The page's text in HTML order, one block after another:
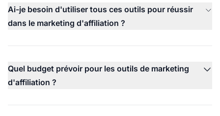
Ai-je besoin d'utiliser tous ces outils pour réussir
dans le marketing d'affiliation ?
Quel budget prévoir pour les outils de marketing
d'affiliation ?